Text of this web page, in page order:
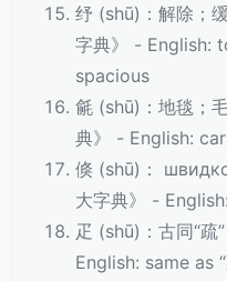
纾 (shū)：解除；
字典》 - English:
spacious
毹 (shū)：地毯；
典》 - English:
倏 (shū)：
大字典》 -
疋 (shū)：古同“
English: same as